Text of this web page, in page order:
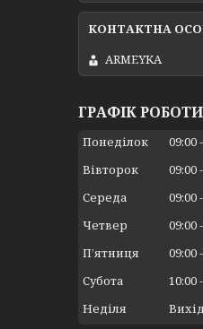
ARMEYKA
ГРАФІК РОБОТИ
Понеділок 09:00
Вівторок
09:00
Середа
09:00
Четвер
09:00
Пʼятниця
09:00
Субота
10:00
Неділя